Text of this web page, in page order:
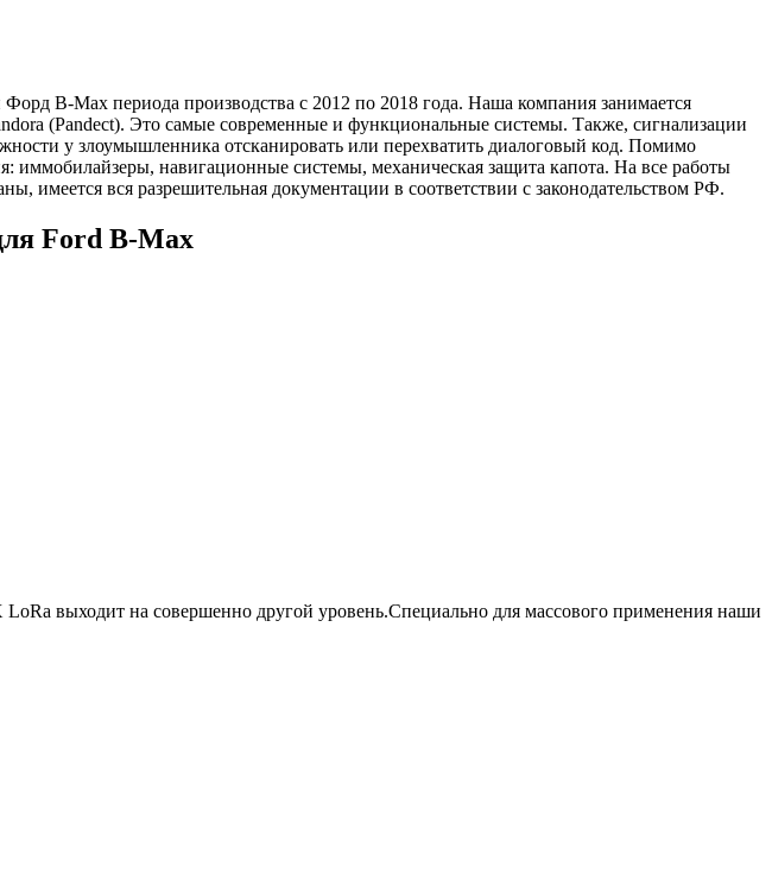
B-Max периода производства с 2012 по 2018 года. Наша компания занимается
(Pandect). Это самые современные и функциональные системы. Также, сигнализации
у злоумышленника отсканировать или перехватить диалоговый код. Помимо
иммобилайзеры, навигационные системы, механическая защита капота. На все работы
имеется вся разрешительная документации в соответствии с законодательством РФ.
Ford B-Max
выходит на совершенно другой уровень.Специально для массового применения наши